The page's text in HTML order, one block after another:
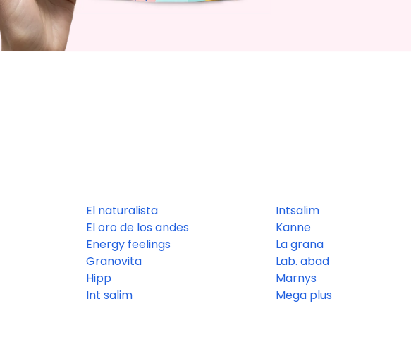
El naturalista
El oro de los andes
Energy feelings
Granovita
Hipp
Int salim
Intsalim
Kanne
La grana
Lab. abad
Marnys
Mega plus